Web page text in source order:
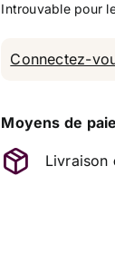
Connectez-
Moyens de
Livraison